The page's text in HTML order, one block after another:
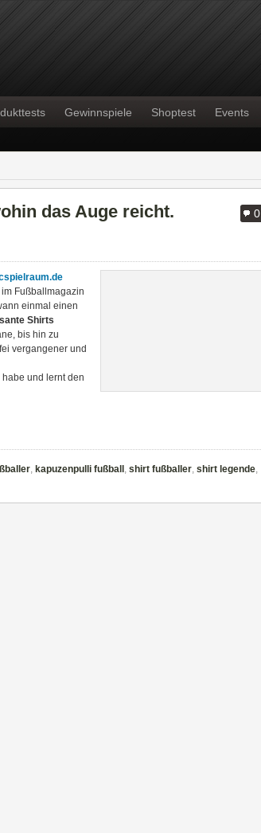
Gewinnspiele Shoptest Events
0
das Auge reicht.
Fußballmagazin
einmal einen
Shirts
bis hin zu
vergangener und
und lernt den
, kapuzenpulli fußball , shirt fußballer, shirt legende,